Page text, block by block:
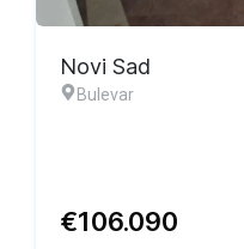
Novi Sad
Bulevar
€106.090